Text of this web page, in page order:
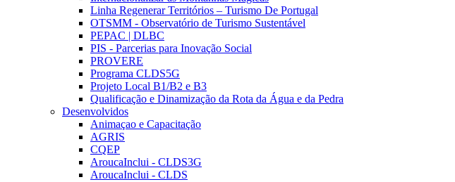
Linha Regenerar Territórios – Turismo De Portugal
OTSMM - Observatório de Turismo Sustentável
PEPAC | DLBC
PIS - Parcerias para Inovação Social
PROVERE
Programa CLDS5G
Projeto Local B1/B2 e B3
Qualificação e Dinamização da Rota da Água e da Pedra
Desenvolvidos
Animaçao e Capacitação
AGRIS
CQEP
AroucaInclui - CLDS3G
AroucaInclui - CLDS